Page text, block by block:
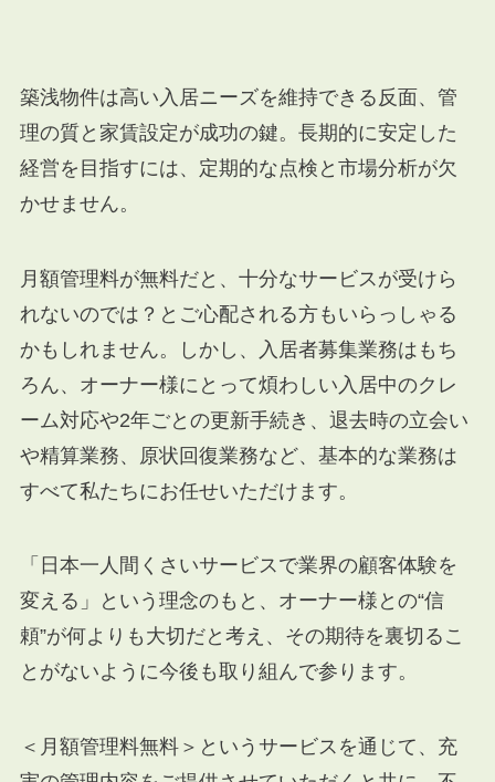
築浅物件は高い入居ニーズを維持できる反面、管
理の質と家賃設定が成功の鍵。長期的に安定した
経営を目指すには、定期的な点検と市場分析が欠
かせません。
月額管理料が無料だと、十分なサービスが受けら
れないのでは？とご心配される方もいらっしゃる
かもしれません。しかし、入居者募集業務はもち
ろん、オーナー様にとって煩わしい入居中のクレ
ーム対応や2年ごとの更新手続き、退去時の立会い
や精算業務、原状回復業務など、基本的な業務は
すべて私たちにお任せいただけます。
「日本一人間くさいサービスで業界の顧客体験を
変える」という理念のもと、オーナー様との“信
頼”が何よりも大切だと考え、その期待を裏切るこ
とがないように今後も取り組んで参ります。
＜月額管理料無料＞というサービスを通じて、充